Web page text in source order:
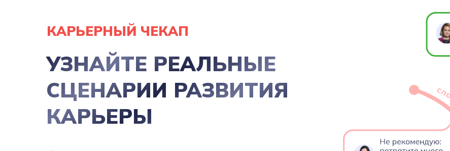
КАРЬЕРНЫЙ ЧЕКАП
УЗНАЙТЕ РЕАЛЬНЫЕ
СЦЕНАРИИ РАЗВИТИЯ
КАРЬЕРЫ